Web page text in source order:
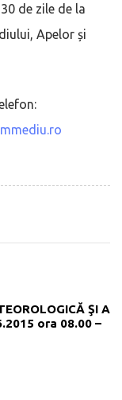
de zile de la
Apelor și
ŞI A
ora 08.00 –